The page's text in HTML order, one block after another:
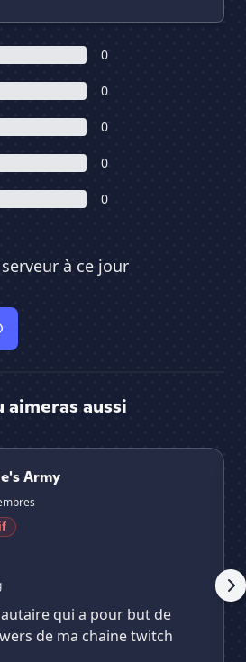
0
0
0
0
0
à ce jour
aimeras aussi
Army
qui a pour but de
de ma chaine twitch